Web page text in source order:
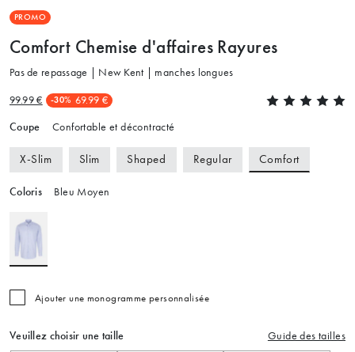
PROMO
Comfort Chemise d'affaires Rayures
Pas de repassage | New Kent | manches longues
99.99 € -30% 69.99 €
Coupe Confortable et décontracté
X-Slim Slim Shaped Regular Comfort
Coloris Bleu Moyen
Ajouter une monogramme personnalisée
Veuillez choisir une taille Guide des tailles